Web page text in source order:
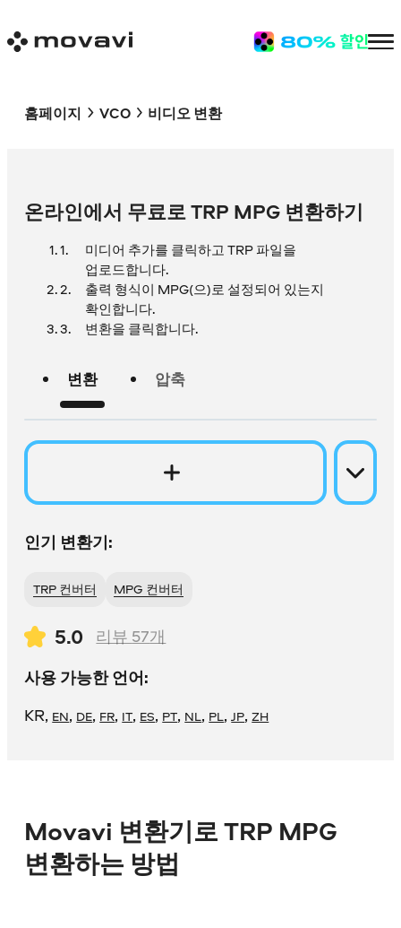
홈페이지 VCO 비디오 변환
온라인에서 무료로 TRP MPG 변환하기
미디어 추가를 클릭하고 TRP 파일을
업로드합니다.
출력 형식이 MPG(으)로 설정되어 있는지
확인합니다.
변환을 클릭합니다.
변환 압축
인기 변환기:
TRP 컨버터 MPG 컨버터
5.0 리뷰 57개
사용 가능한 언어:
KR, EN, DE, FR, IT, ES, PT, NL, PL,JP,ZH
Movavi 변환기로 TRP MPG
변환하는 방법